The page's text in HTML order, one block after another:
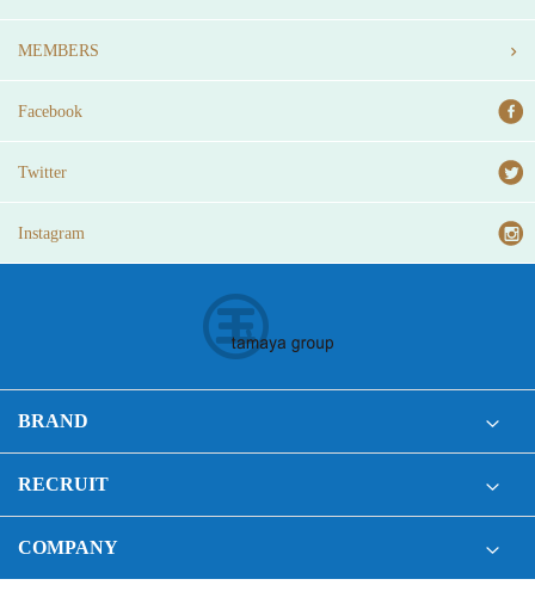
MEMBERS
Facebook
Twitter
Instagram
BRAND
RECRUIT
COMPANY